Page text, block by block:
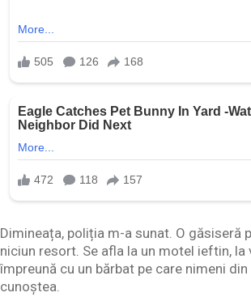
Dimineața, poliția m-a sunat. O găsiseră
niciun resort. Se afla la un motel ieftin, la
împreună cu un bărbat pe care nimeni
cunoștea.